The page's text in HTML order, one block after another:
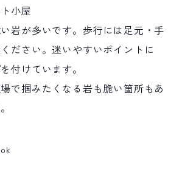
小屋
岩が多いです。歩行には足元・手
ださい。迷いやすいポイントに
付けています。
で掴みたくなる岩も脆い箇所もあ